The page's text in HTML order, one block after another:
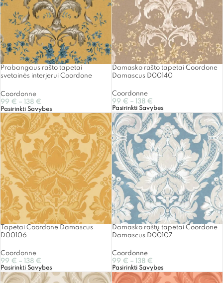
Prabangaus rašto tapetai
svetainės interjerui Coordone
Coordonne
99 € – 138 €
Pasirinkti Savybes
Damasko rašto tapetai Coordone
Damascus D00140
Coordonne
99 € – 138 €
Pasirinkti Savybes
Tapetai Coordone Damascus
D00106
Coordonne
99 € – 138 €
Pasirinkti Savybes
Damasko raštų tapetai Coordone
Damascus D00107
Coordonne
99 € – 138 €
Pasirinkti Savybes